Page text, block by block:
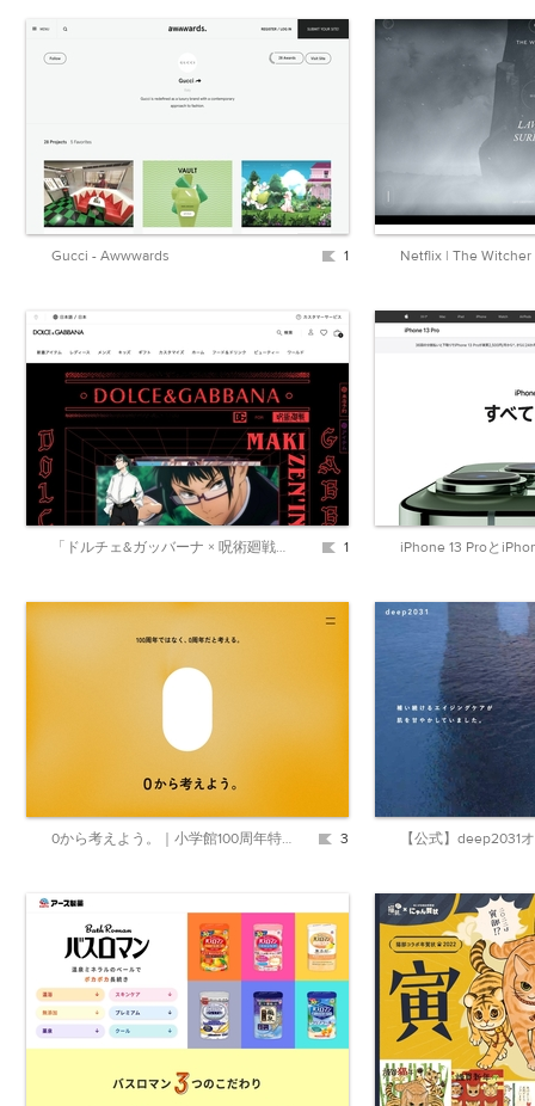
Gucci - Awwwards 1
「ドルチェ&ガッバーナ × 呪術廻戦」| Dolce&Gabbana 1
0から考えよう。｜小学館100周年特設サイト 3